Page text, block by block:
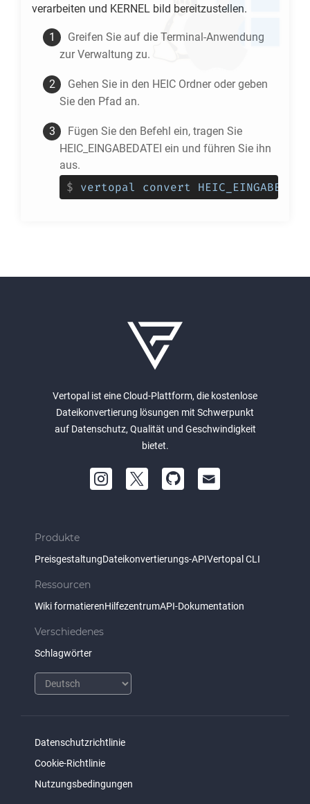
verarbeiten und KERNEL bild bereitzustellen.
Greifen Sie auf die Terminal-Anwendung
zur Verwaltung zu.
Gehen Sie in den HEIC Ordner oder geben
Sie den Pfad an.
Fügen Sie den Befehl ein, tragen Sie
HEIC_EINGABEDATEI ein und führen Sie ihn
aus.
$ vertopal convert
Vertopal ist eine Cloud-Plattform, die kostenlose
Dateikonvertierung lösungen mit Schwerpunkt
auf Datenschutz, Qualität und Geschwindigkeit
bietet.
Produkte
PreisgestaltungDateikonvertierungs-APIVertopal CLI
Ressourcen
Wiki formatierenHilfezentrumAPI-Dokumentation
Verschiedenes
Schlagwörter
Datenschutzrichtlinie
Cookie-Richtlinie
Nutzungsbedingungen